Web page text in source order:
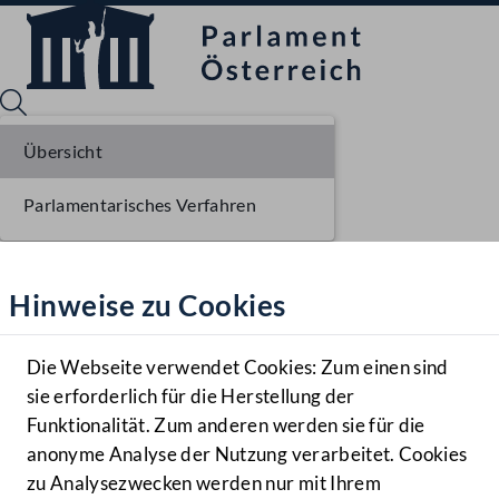
Hilfe
Benutzer
Navigationsmenü öffnen
MENÜ
Hinweise zu Cookies
Die Webseite verwendet Cookies: Zum einen sind
sie erforderlich für die Herstellung der
Funktionalität. Zum anderen werden sie für die
anonyme Analyse der Nutzung verarbeitet. Cookies
zu Analysezwecken werden nur mit Ihrem
Übersicht
Parlamentarisches Verfahren